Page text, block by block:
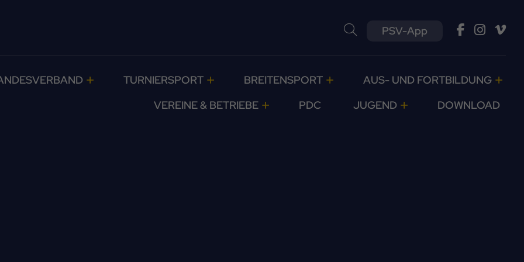
PSV-App
TURNIERSPORT BREITENSPORT
AUS- UND FORTBILDUNG
VEREINE & BETRIEBE
PDC JUGEND DOWNLOAD